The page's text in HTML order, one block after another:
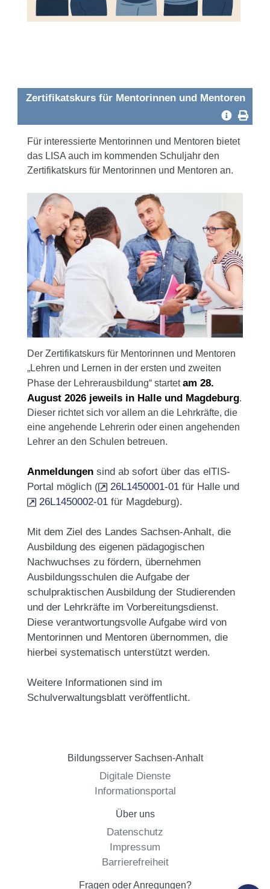
Zertifikatskurs für Mentorinnen und Mentoren
Für interessierte Mentorinnen und Mentoren bietet
das LISA auch im kommenden Schuljahr den
Zertifikatskurs für Mentorinnen und Mentoren an.
Der Zertifikatskurs für Mentorinnen und Mentoren
„Lehren und Lernen in der ersten und zweiten
Phase der Lehrerausbildung“ startetam 28.
August 2026 jeweils in Halle und Magdeburg.
Dieser richtet sich vor allem an die Lehrkräfte, die
eine angehende Lehrerin oder einen angehenden
Lehrer an den Schulen betreuen.
Anmeldungen sind ab sofort über das elTIS-
Portal möglich (
26L1450001-01 für Halle und
26L1450002-01 für Magdeburg).
Mit dem Ziel des Landes Sachsen-Anhalt, die
Ausbildung des eigenen pädagogischen
Nachwuchses zu fördern, übernehmen
Ausbildungsschulen die Aufgabe der
schulpraktischen Ausbildung der Studierenden
und der Lehrkräfte im Vorbereitungsdienst.
Diese verantwortungsvolle Aufgabe wird von
Mentorinnen und Mentoren übernommen, die
hierbei systematisch unterstützt werden.
Weitere Informationen sind im
Schulverwaltungsblatt veröffentlicht.
Bildungsserver Sachsen-Anhalt
Digitale Dienste
Informationsportal
Über uns
Datenschutz
Impressum
Barrierefreiheit
Fragen oder Anregungen?